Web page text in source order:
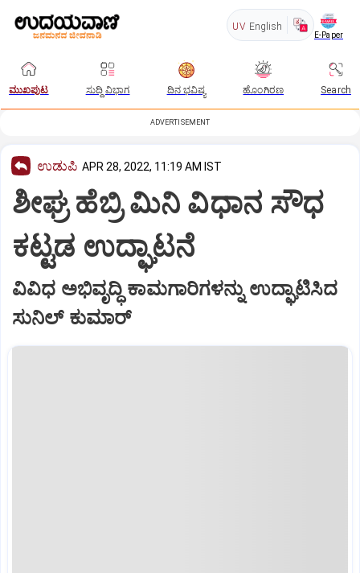
UV English
E-Paper
ಮುಖಪುಟ ಸುದ್ದಿ ವಿಭಾಗ ದಿನ ಭವಿಷ್ಯ ಹೊಂಗಿರಣ Search
ADVERTISEMENT
ಉಡುಪಿ APR 28, 2022, 11:19 AM IST
ಶೀಘ್ರ ಹೆಬ್ರಿ ಮಿನಿ ವಿಧಾನ ಸೌಧ
ಕಟ್ಟಡ ಉದ್ಘಾಟನೆ
ವಿವಿಧ ಅಭಿವೃದ್ಧಿ ಕಾಮಗಾರಿಗಳನ್ನು ಉದ್ಘಾಟಿಸಿದ
ಸುನಿಲ್‌ ಕುಮಾರ್‌